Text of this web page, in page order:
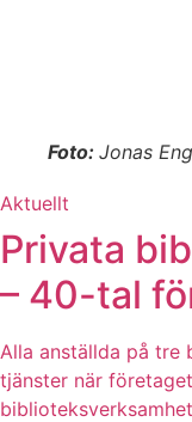
Foto: Jonas Eng
Aktuellt
Privata
– 40-tal
Alla anställda på tre
tjänster när